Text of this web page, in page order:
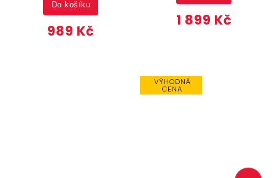
989 Kč
Do košíku
1 899 Kč
VÝHODNÁ
CENA